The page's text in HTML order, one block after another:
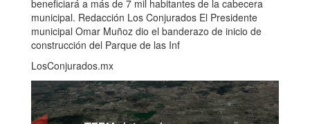
beneficiará a más de 7 mil habitantes de la cabecera
municipal. Redacción Los Conjurados El Presidente
municipal Omar Muñoz dio el banderazo de inicio de
construcción del Parque de las Inf
LosConjurados.mx